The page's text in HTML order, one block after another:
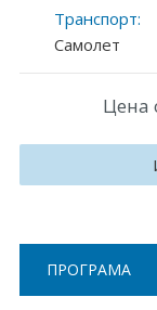
Албания
Гърция
Италия
Сърбия - E-Tours
Транспорт:
Самолет
Цена
ПРОГРАМА